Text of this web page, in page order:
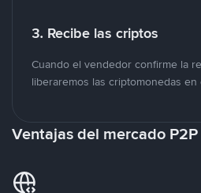
3. Recibe las criptos
Cuando el vendedor confirme la
liberaremos las criptomonedas en
Ventajas del mercado P2P